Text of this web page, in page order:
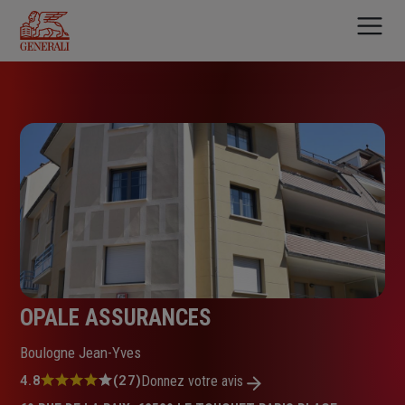
contenu
principal
OPALE ASSURANCES
Boulogne Jean-Yves
Note
4.8 (27)Donnez votre avis